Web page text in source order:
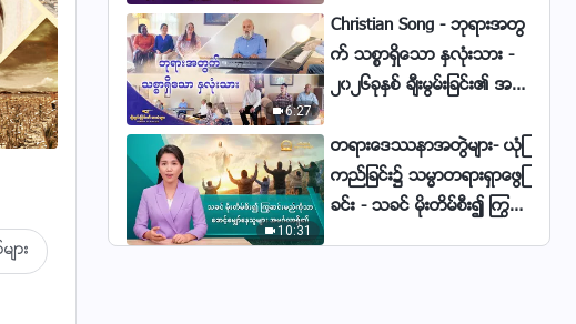
ား
ည္ေလာ။
6:27
Christian Song - ဘုရားအတြ
က္ သစၥာရွိေသာ ႏွလုံးသား -
၂၀၂၆ခုႏွစ္ ခ်ီးမြမ္းျခင္း၏ အသံ
10:31
တရားေဒႆနာအတြဲမ်ား- ယုံၾ
ကည္ျခင္း၌ သမၼာတရားရွာေဖြျ
ခင္း - သခင္ မိုးတိမ္စီး၍ ႂကြဆ